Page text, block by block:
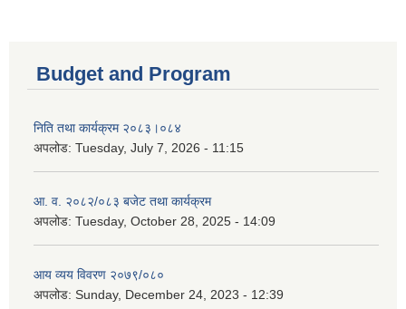
Budget and Program
निति तथा कार्यक्रम २०८३।०८४
अपलोड: Tuesday, July 7, 2026 - 11:15
आ. व. २०८२/०८३ बजेट तथा कार्यक्रम
अपलोड: Tuesday, October 28, 2025 - 14:09
आय व्यय विवरण २०७९/०८०
अपलोड: Sunday, December 24, 2023 - 12:39